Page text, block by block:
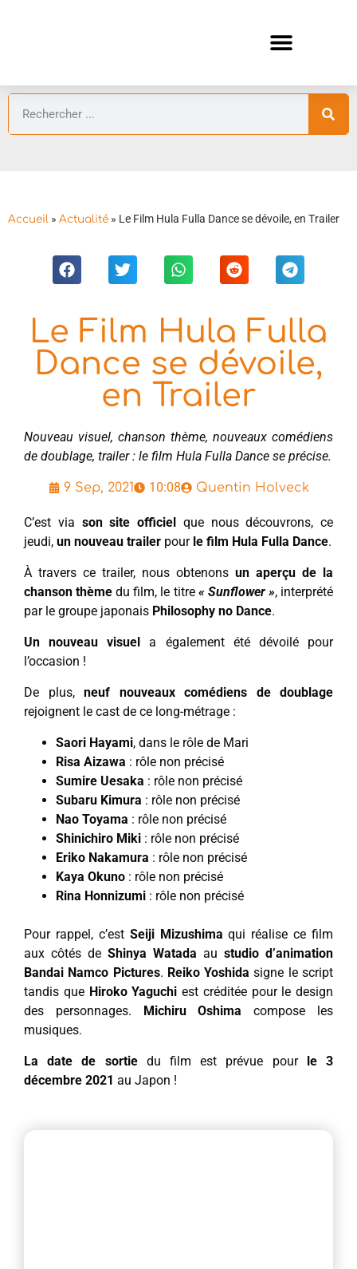
Accueil » Actualité » Le Film Hula Fulla Dance se dévoile, en Trailer
Le Film Hula Fulla
Dance se dévoile,
en Trailer
Nouveau visuel, chanson thème, nouveaux comédiens
de doublage, trailer : le film Hula Fulla Dance se précise.
9 Sep, 2021 10:08 Quentin Holveck
C’est via son site officiel que nous découvrons, ce
jeudi, un nouveau trailer pour le film Hula Fulla Dance.
À travers ce trailer, nous obtenons un aperçu de la
chanson thème du film, le titre « Sunflower », interprété
par le groupe japonais Philosophy no Dance.
Un nouveau visuel a également été dévoilé pour
l’occasion !
De plus, neuf nouveaux comédiens de doublage
rejoignent le cast de ce long-métrage :
Saori Hayami, dans le rôle de Mari
Risa Aizawa : rôle non précisé
Sumire Uesaka : rôle non précisé
Subaru Kimura : rôle non précisé
Nao Toyama : rôle non précisé
Shinichiro Miki : rôle non précisé
Eriko Nakamura : rôle non précisé
Kaya Okuno : rôle non précisé
Rina Honnizumi : rôle non précisé
Pour rappel, c’est Seiji Mizushima qui réalise ce film
aux côtés de Shinya Watada au studio d’animation
Bandai Namco Pictures. Reiko Yoshida signe le script
tandis que Hiroko Yaguchi est créditée pour le design
des personnages. Michiru Oshima compose les
musiques.
La date de sortiedu film est prévue pour le 3
décembre 2021 au Japon !